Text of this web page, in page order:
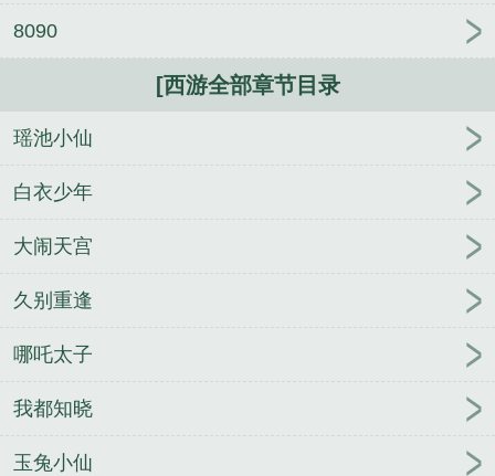
今生要清修偿还。某日，开坛法事，众师弟妹提出每
人召请一位神灵来指示吉凶。瑶夭天赋一般，眼见着
众人纷纷请神成功，她心一横，随手一挥——天空传
来一声巨响，一个容色惊人的红袍美少年闪亮登场。
少年飘浮在空中，脚蹬火轮，臂绕红绫，神威不可侵
从来没人请神能请来真神，众人面面相觑，不敢说
瑶夭。他勾唇，笑得阴恻恻：“终于让我逮到你
了。”瑶夭：啊？？？“你是谁？”“被你召唤出来的，三
坛海会大神李哪吒。”众师弟妹：哇！！！*三坛海会
大神李哪吒至此赖上她了，瑶夭心死。他整天说些虎
狼之词，一点不害臊，根本就不像个大神。“哪吒大
神，你能不能收敛点？”某天，瑶夭捂着唇，终于忍不
乎，恶劣极了，“从前的你如狼似虎，现在装什么小白
8090
[西游全部章节目录
瑶池小仙
白衣少年
大闹天宫
久别重逢
哪吒太子
我都知晓
玉兔小仙